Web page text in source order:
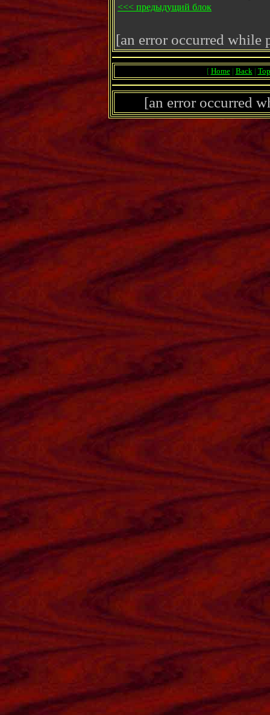
<<< предыдущий блок
[an error occurred while
[ Home| Back| Top
[an error occurred